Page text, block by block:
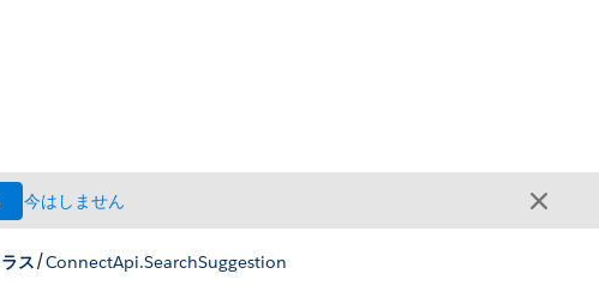
今はしません
ス/ConnectApi.SearchSuggestion